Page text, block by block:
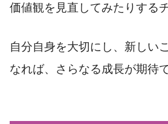
価値観を見直してみたりする
自分自身を大切にし、新しい
なれば、さらなる成長が期待